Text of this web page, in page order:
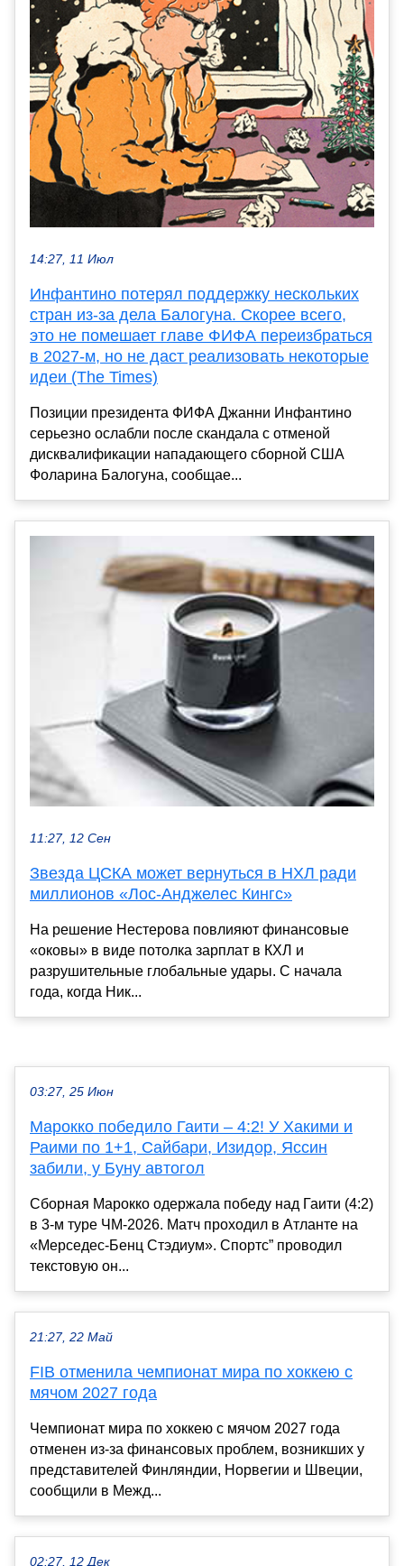
14:27, 11 Июл
Инфантино потерял поддержку нескольких
стран из-за дела Балогуна. Скорее всего,
это не помешает главе ФИФА переизбраться
в 2027-м, но не даст реализовать некоторые
идеи (The Times)
Позиции президента ФИФА Джанни Инфантино
серьезно ослабли после скандала с отменой
дисквалификации нападающего сборной США
Фоларина Балогуна, сообщае...
11:27, 12 Сен
Звезда ЦСКА может вернуться в НХЛ ради
миллионов «Лос-Анджелес Кингс»
На решение Нестерова повлияют финансовые
«оковы» в виде потолка зарплат в КХЛ и
разрушительные глобальные удары. С начала
года, когда Ник...
03:27, 25 Июн
Марокко победило Гаити – 4:2! У Хакими и
Раими по 1+1, Сайбари, Изидор, Яссин
забили, у Буну автогол
Сборная Марокко одержала победу над Гаити (4:2)
в 3-м туре ЧМ-2026. Матч проходил в Атланте на
«Мерседес-Бенц Стэдиум». Спортс” проводил
текстовую он...
21:27, 22 Май
FIB отменила чемпионат мира по хоккею с
мячом 2027 года
Чемпионат мира по хоккею с мячом 2027 года
отменен из-за финансовых проблем, возникших у
представителей Финляндии, Норвегии и Швеции,
сообщили в Межд...
02:27, 12 Дек